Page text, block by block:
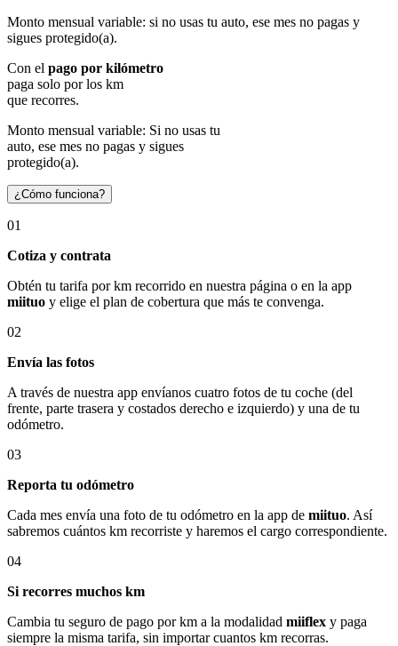
Monto mensual variable: si no usas tu auto, ese mes no pagas y
sigues protegido(a).
Con el pago por kilómetro
paga solo por los km
que recorres.
Monto mensual variable: Si no usas tu
auto, ese mes no pagas y sigues
protegido(a).
¿Cómo funciona?
01
Cotiza y contrata
Obtén tu tarifa por km recorrido en nuestra página o en la app
miituo y elige el plan de cobertura que más te convenga.
02
Envía las fotos
A través de nuestra app envíanos cuatro fotos de tu coche (del
frente, parte trasera y costados derecho e izquierdo) y una de tu
odómetro.
03
Reporta tu odómetro
Cada mes envía una foto de tu odómetro en la app de miituo. Así
sabremos cuántos km recorriste y haremos el cargo correspondiente.
04
Si recorres muchos km
Cambia tu seguro de pago por km a la modalidad miiflex y paga
siempre la misma tarifa, sin importar cuantos km recorras.